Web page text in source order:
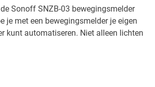
Sonoff SNZB-03 bewegingsmelder
je met een bewegingsmelder je eigen
kunt automatiseren. Niet alleen lichten